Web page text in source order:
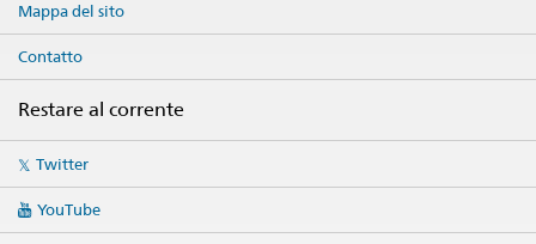
Mappa del sito
Contatto
Restare al corrente
mediaTwitter
YouTube